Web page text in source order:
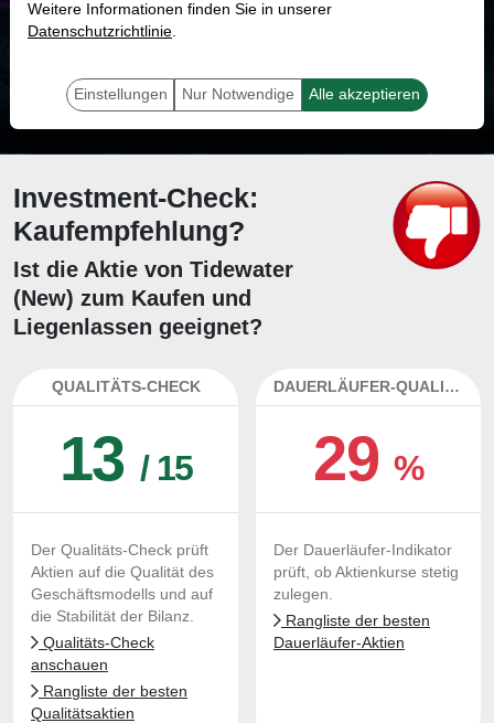
74.2 %
mit dieser Aktie erfolgreich sein.
Investment-Check:
Kaufempfehlung?
Ist die Aktie von Tidewater
(New) zum Kaufen und
Liegenlassen geeignet?
QUALITÄTS-CHECK
13 / 15
Der Qualitäts-Check prüft
Aktien auf die Qualität des
Geschäftsmodells und auf
die Stabilität der Bilanz.
Qualitäts-Check
anschauen
Rangliste der besten
Qualitätsaktien
DAUERLÄUFER-QUALITÄTEN
29%
Der Dauerläufer-Indikator
prüft, ob Aktienkurse stetig
zulegen.
Rangliste der besten
Dauerläufer-Aktien
Weitere Informationen finden Sie in unserer
Datenschutzrichtlinie.
Einstellungen Nur Notwendige Alle akzeptieren